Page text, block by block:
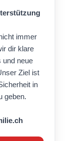
immer
dir klare
und neue
Ziel ist
in
geben.